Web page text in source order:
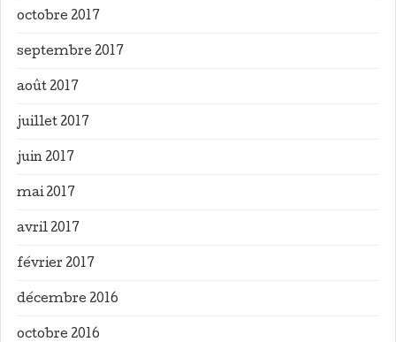
octobre 2017
septembre 2017
août 2017
juillet 2017
juin 2017
mai 2017
avril 2017
février 2017
décembre 2016
octobre 2016